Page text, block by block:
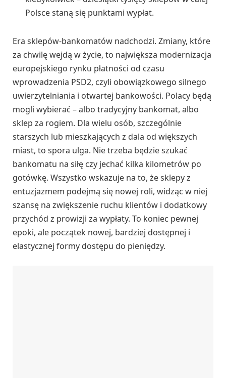
Polsce staną się punktami wypłat.
Era sklepów-bankomatów nadchodzi. Zmiany, które
za chwilę wejdą w życie, to największa modernizacja
europejskiego rynku płatności od czasu
wprowadzenia PSD2, czyli obowiązkowego silnego
uwierzytelniania i otwartej bankowości. Polacy będą
mogli wybierać – albo tradycyjny bankomat, albo
sklep za rogiem. Dla wielu osób, szczególnie
starszych lub mieszkających z dala od większych
miast, to spora ulga. Nie trzeba będzie szukać
bankomatu na siłę czy jechać kilka kilometrów po
gotówkę. Wszystko wskazuje na to, że sklepy z
entuzjazmem podejmą się nowej roli, widząc w niej
szansę na zwiększenie ruchu klientów i dodatkowy
przychód z prowizji za wypłaty. To koniec pewnej
epoki, ale początek nowej, bardziej dostępnej i
elastycznej formy dostępu do pieniędzy.